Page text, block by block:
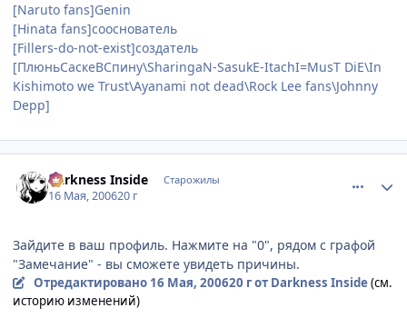
[Naruto fans]Genin
[Hinata fans]сооснователь
[Fillers-do-not-exist]создатель
[ПлюньСаскеВСпину\SharingaN-SasukE-ItachI=MusT DiE\In
Kishimoto we Trust\Ayanami not dead\Rock Lee fans\Johnny
Depp]
Darkness Inside Старожилы
16 Мая, 200620 г
Зайдите в ваш профиль. Нажмите на "0", рядом с графой
"Замечание" - вы сможете увидеть причины.
Отредактировано 16 Мая, 200620 гот Darkness Inside(см.
историю изменений)